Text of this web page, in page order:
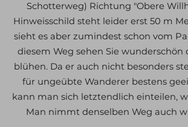
Schotterweg) Richtung "Obere
Hinweisschild steht leider erst 50 m
sieht es aber zumindest schon vom
diesem Weg sehen Sie wunderschön
blühen. Da er auch nicht besonders
für ungeübte Wanderer bestens
kann man sich letztendlich einteilen,
Man nimmt denselben Weg auch